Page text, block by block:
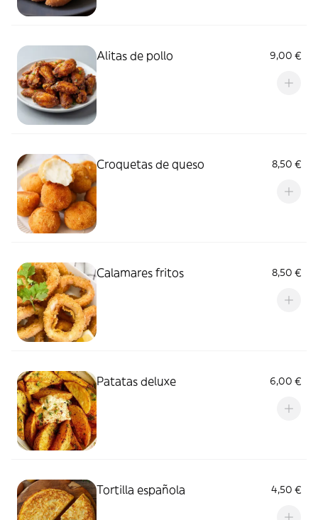
Alitas de pollo 9,00 €
Croquetas de queso 8,50 €
Calamares fritos 8,50 €
Patatas deluxe 6,00 €
Tortilla española 4,50 €